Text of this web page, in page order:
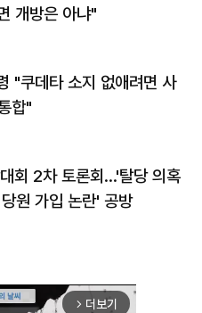
개방은 아냐"
"쿠데타 소지 없애려면 사
합"
회 2차 토론회…'탈당 의혹
당원 가입 논란' 공방
arrow_forward_ios 더보기